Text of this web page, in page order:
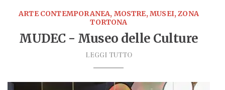
ARTE CONTEMPORANEA, MOSTRE, MUSEI, ZONA
TORTONA
MUDEC - Museo delle Culture
LEGGI TUTTO